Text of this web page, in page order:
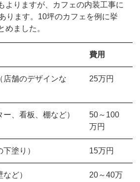
よりますが、カフェの内装工事に
ります。10坪のカフェを例に挙
めました。
費用
店舗のデザインな
25万円
、看板、棚など）
50～100
万円
塗り） 15万円
ど）
20～40万